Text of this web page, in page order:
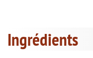
Ingrédients